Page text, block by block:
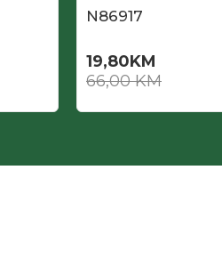
N86917
19,80KM
66,00KM